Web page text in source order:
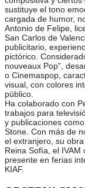
sustituye el tono
cargada de humor,
Antonio de Felipe,
San Carlos de
publicitario,
pictórico.
nouveaux Pop”,
o Cinemaspop,
visual, con colores
público.
Ha colaborado con
trabajos para
y publicaciones
Stone. Con más de
el extranjero, su
Reina Sofía, el
presente en ferias
KIAF.